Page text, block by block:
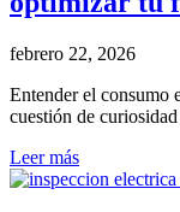
febrero 22, 2026
Entender el consumo
cuestión de
Leer más